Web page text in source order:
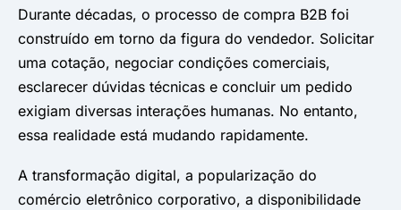
Durante décadas, o processo de compra B2B foi
construído em torno da figura do vendedor. Solicitar
uma cotação, negociar condições comerciais,
esclarecer dúvidas técnicas e concluir um pedido
exigiam diversas interações humanas. No entanto,
essa realidade está mudando rapidamente.
A transformação digital, a popularização do
comércio eletrônico corporativo, a disponibilidade